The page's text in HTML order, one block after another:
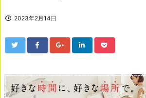
2023年2月14日